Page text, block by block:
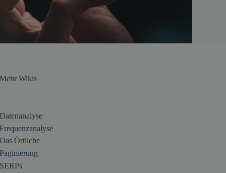
Mehr Wikis
Datenanalyse
Frequenzanalyse
Das Örtliche
Paginierung
SERPs